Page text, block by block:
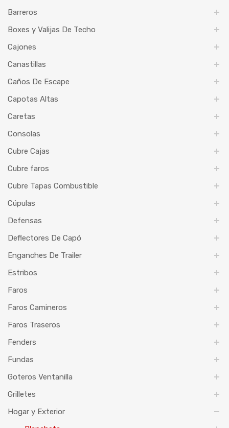
Barreros
Boxes y Valijas De Techo
Cajones
Canastillas
Caños De Escape
Capotas Altas
Caretas
Consolas
Cubre Cajas
Cubre faros
Cubre Tapas Combustible
Cúpulas
Defensas
Deflectores De Capó
Enganches De Trailer
Estribos
Faros
Faros Camineros
Faros Traseros
Fenders
Fundas
Goteros Ventanilla
Grilletes
Hogar y Exterior